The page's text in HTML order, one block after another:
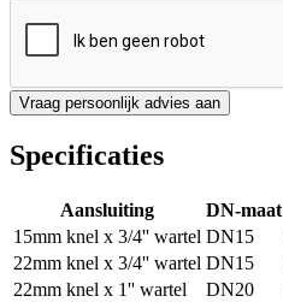
Specificaties
Aansluiting DN-maat
15mm knel x 3/4'' wartel DN15
22mm knel x 3/4'' wartel DN15
22mm knel x 1'' wartel
DN20